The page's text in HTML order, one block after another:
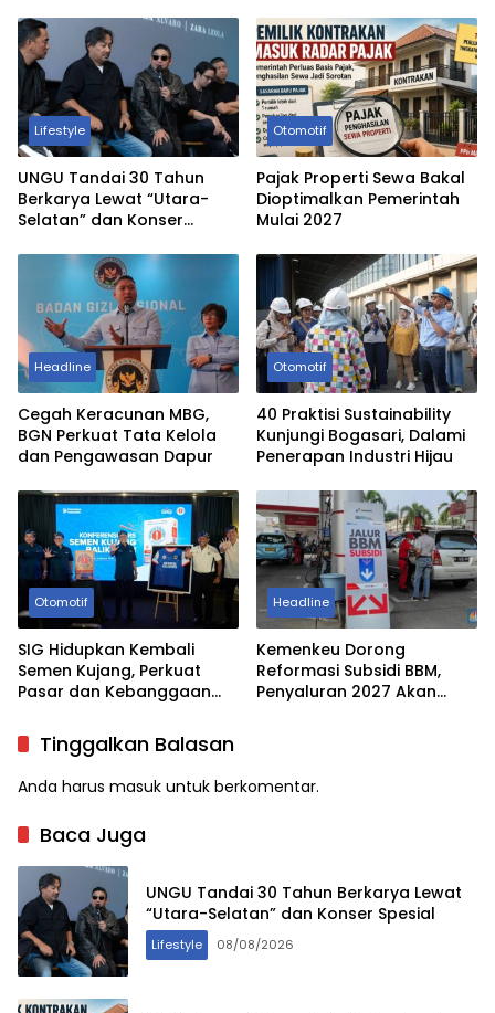
Lifestyle
UNGU Tandai 30 Tahun
Berkarya Lewat “Utara-
Selatan” dan Konser
Otomotif
Pajak Properti Sewa Bakal
Dioptimalkan Pemerintah
Mulai 2027
Headline
Cegah Keracunan MBG,
BGN Perkuat Tata Kelola
dan Pengawasan Dapur
Otomotif
40 Praktisi Sustainability
Kunjungi Bogasari, Dalami
Penerapan Industri Hijau
Otomotif
SIG Hidupkan Kembali
Semen Kujang, Perkuat
Pasar dan Kebanggaan
Headline
Kemenkeu Dorong
Reformasi Subsidi BBM,
Penyaluran 2027 Akan
Tinggalkan Balasan
Anda harus masuk untuk berkomentar.
Baca Juga
UNGU Tandai 30 Tahun Berkarya Lewat
“Utara-Selatan” dan Konser Spesial
Lifestyle 08/08/2026